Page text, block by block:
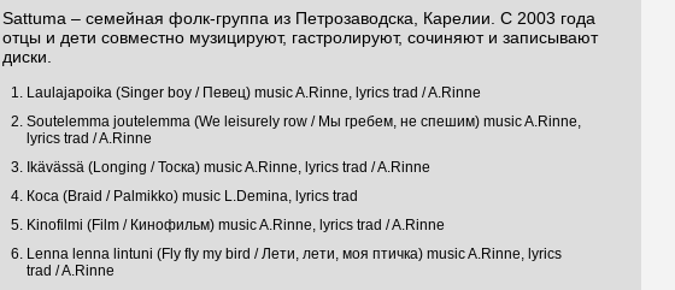
Sattuma – семейная фолк-группа из Петрозаводска, Карелии. С 2003 года
отцы и дети совместно музицируют, гастролируют, сочиняют и записывают
диски.
Laulajapoika (Singer bоу / Певец) music A.Rinne, lyrics trad / A.Rinne
Soutelemma joutelemma (We leisurely row / Мы гребем, не спешим) music A.Rinne,
lyrics trad / A.Rinne
Ikävässä (Longing / Тоска) music A.Rinne, lyrics trad / A.Rinne
Коса (Braid / Palmikko) music L.Demina, lyrics trad
Kinofilmi (Film / Кинофильм) music A.Rinne, lyrics trad / A.Rinne
Lenna lenna lintuni (Fly fly my bird / Лети, лети, моя птичка) music A.Rinne, lyrics
trad / A.Rinne